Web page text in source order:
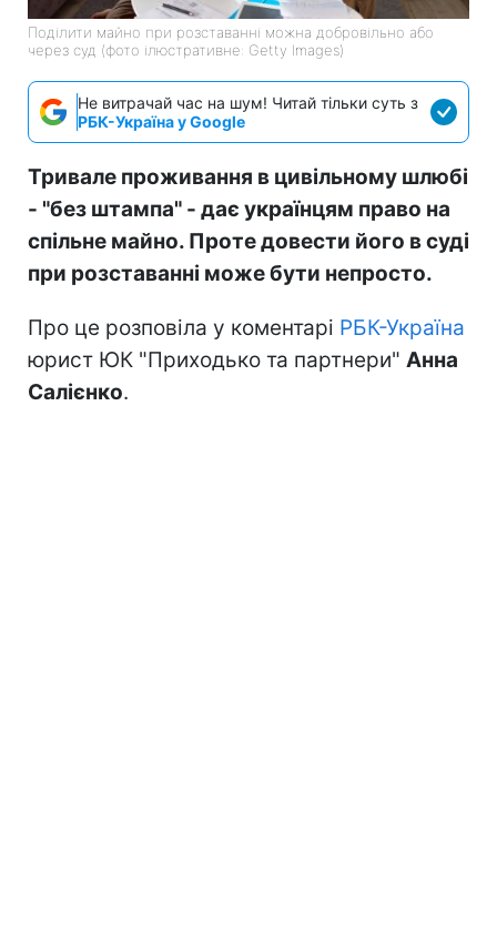
Поділити майно при розставанні можна добровільно або
через суд (фото ілюстративне: Getty Images)
Не витрачай час на шум! Читай тільки суть з
РБК-Україна у Google
Тривале проживання в цивільному шлюбі
- "без штампа" - дає українцям право на
спільне майно. Проте довести його в суді
при розставанні може бути непросто.
Про це розповіла у коментарі РБК-Україна
юрист ЮК "Приходько та партнери" Анна
Салієнко.